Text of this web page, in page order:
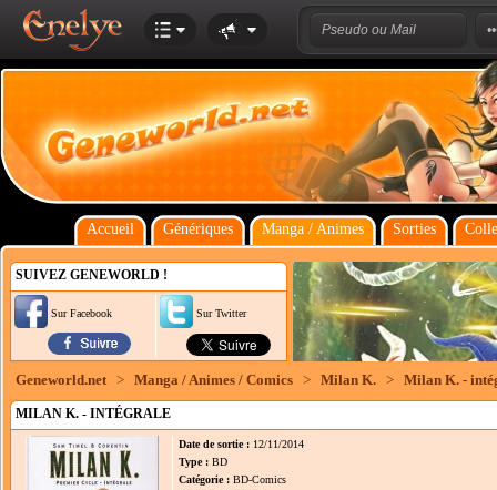
Accueil Génériques Manga / Animes Sorties
SUIVEZ GENEWORLD !
Sur Facebook Sur Twitter
Geneworld.net > Manga / Animes / Comics > Milan K. > Milan K. -
MILAN K. - INTÉGRALE
Date de sortie : 12/11/2014
Type : BD
Catégorie : BD-Comics